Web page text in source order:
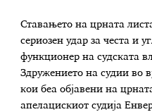
Ставањето на црната
сериозен удар за честа и
функционер на судската
Здружението на судии во
кои беа објавени на
апелацискиот судија